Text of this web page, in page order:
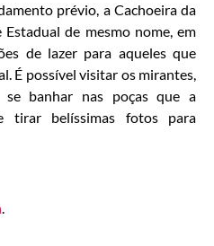
prévio, a Cachoeira da
de mesmo nome, em
de lazer para aqueles que
É possível visitar os mirantes,
se banhar nas poças que a
tirar belíssimas fotos para
.